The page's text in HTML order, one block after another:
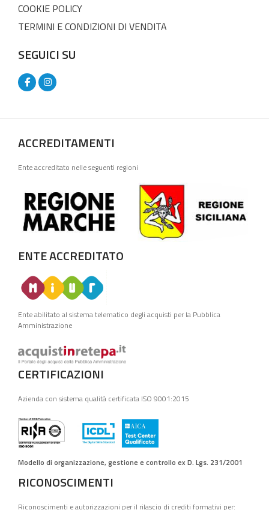
COOKIE POLICY
TERMINI E CONDIZIONI DI VENDITA
SEGUICI SU
ACCREDITAMENTI
Ente accreditato nelle seguenti regioni
ENTE ACCREDITATO
Ente abilitato al sistema telematico degli acquisti per la Pubblica
Amministrazione
CERTIFICAZIONI
Azienda con sistema qualità certificata ISO 9001:2015
Modello di organizzazione, gestione e controllo ex D. Lgs. 231/2001
RICONOSCIMENTI
Riconoscimenti e autorizzazioni per il rilascio di crediti formativi per: